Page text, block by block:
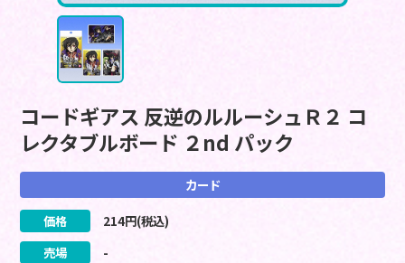
コードギアス 反逆のルルーシュＲ２ コ
レクタブルボード ２nd パック
カード
価格 214円(税込)
売場
-